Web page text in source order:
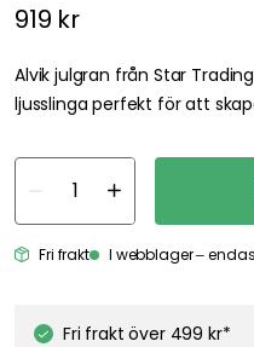
919 kr
Alvik julgran från Star
ljusslinga perfekt för att
Fri frakt I webblager –
Fri frakt över 499 kr*